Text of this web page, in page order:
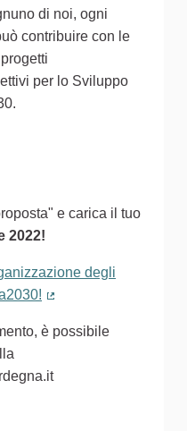
di noi, ogni
contribuire con le
per lo Sviluppo
e carica il tuo
2022!
degli
è possibile